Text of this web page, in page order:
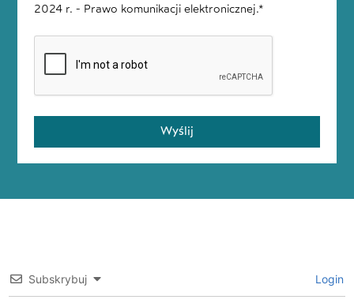
2024 r. - Prawo komunikacji elektronicznej.*
Wyślij
Subskrybuj Login